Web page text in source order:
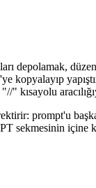
depolamak,
kopyalayıp
" kısayolu
prompt'u
sekmesinin içine